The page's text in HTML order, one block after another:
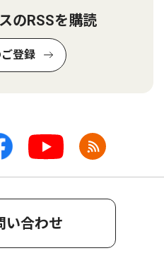
のRSSを購読
ご登録
い合わせ